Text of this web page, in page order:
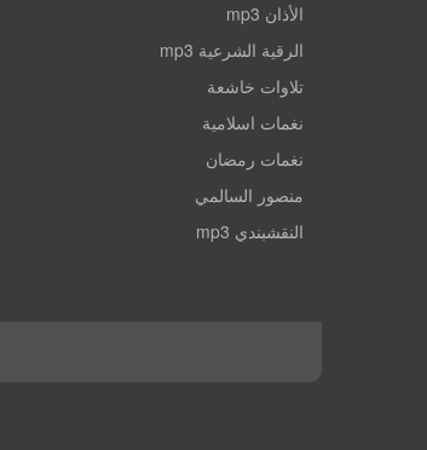
الأذان mp3
الرقية الشرعية mp3
تلاوات خاشعة
نغمات اسلامية
نغمات رمضان
منصور السالمي
النقشبندي mp3